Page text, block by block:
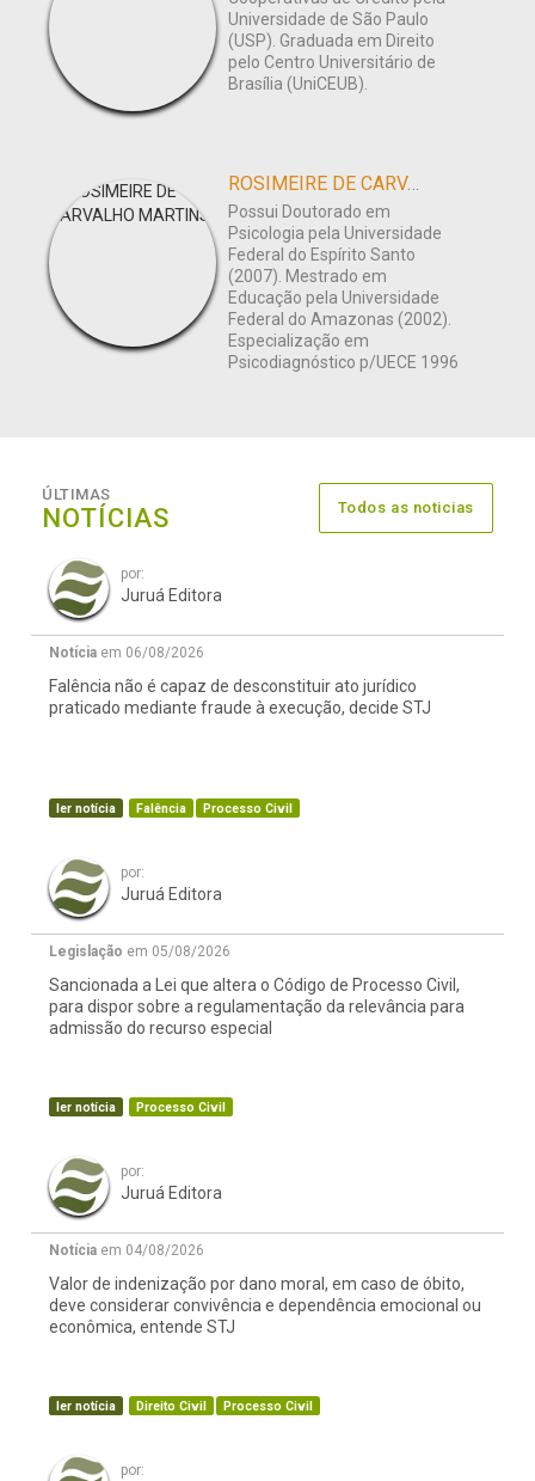
Universidade de São Paulo
(USP). Graduada em Direito
pelo Centro Universitário de
Brasília (UniCEUB).
ROSIMEIRE DE CARVALHO MARTINS
Possui Doutorado em
Psicologia pela Universidade
Federal do Espírito Santo
(2007). Mestrado em
Educação pela Universidade
Federal do Amazonas (2002).
Especialização em
Psicodiagnóstico p/UECE 1996
ÚLTIMAS
NOTÍCIAS Todos as noticias
por:
Juruá Editora
Notícia em 06/08/2026
Falência não é capaz de desconstituir ato jurídico
praticado mediante fraude à execução, decide STJ
ler notícia Falência Processo Civil
por:
Juruá Editora
Legislação em 05/08/2026
Sancionada a Lei que altera o Código de Processo Civil,
para dispor sobre a regulamentação da relevância para
admissão do recurso especial
ler notícia Processo Civil
por:
Juruá Editora
Notícia em 04/08/2026
Valor de indenização por dano moral, em caso de óbito,
deve considerar convivência e dependência emocional ou
econômica, entende STJ
ler notícia Direito Civil Processo Civil
por: